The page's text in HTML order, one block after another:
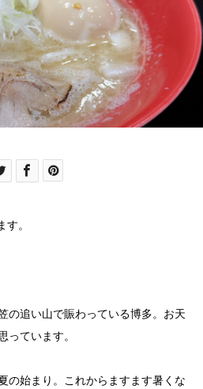
。
の追い山で賑わっている博多。お天
っています。
の始まり。これからますます暑くな